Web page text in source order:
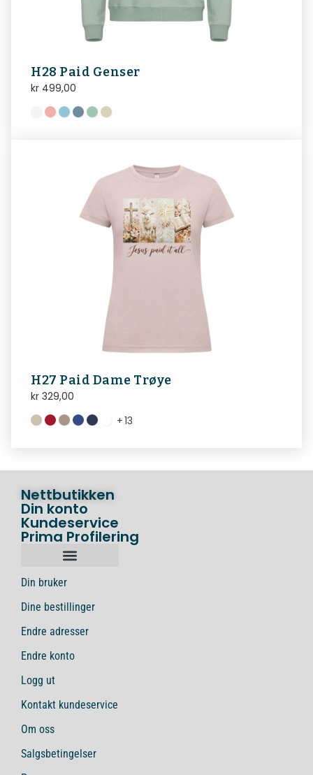
H28 Paid Genser
kr 499,00
H27 Paid Dame Trøye
kr 329,00
+13
Nettbutikken
Din konto
Kundeservice
Prima Profilering
Din bruker
Dine bestillinger
Endre adresser
Endre konto
Logg ut
Kontakt kundeservice
Om oss
Salgsbetingelser